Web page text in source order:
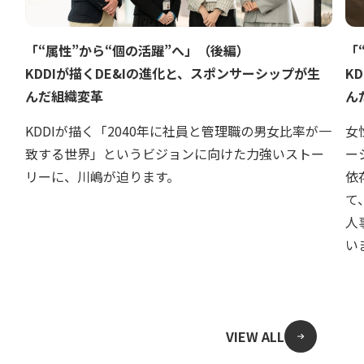
「“属性”から“個の活躍”へ」（後編）
KDDIが描くDE&Iの進化と、スポンサーシップが生
んだ組織変革
KDDIが描く「2040年に社員と管理職の男女比率が一
致する世界」というビジョンに向けた力強いストー
リーに、川嶋が迫ります。
ん
女
ー
依
て
人
い
VIEW ALL